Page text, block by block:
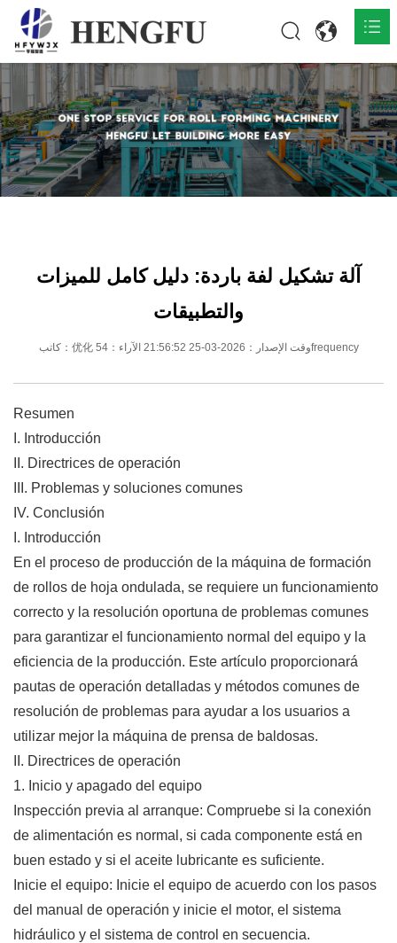
المنزل
المنتجات 
حول 
آلة تشكيل لفة باردة: دليل كامل للميزات
والتطبيقات
كاتب：优化 وقت الإصدار：2026-03-25 21:56:52 الآراء：54frequency
Resumen
I. Introducción
II. Directrices de operación
III. Problemas y soluciones comunes
IV. Conclusión
I. Introducción
En el proceso de producción de la máquina de formación
de rollos de hoja ondulada, se requiere un funcionamiento
correcto y la resolución oportuna de problemas comunes
para garantizar el funcionamiento normal del equipo y la
eficiencia de la producción. Este artículo proporcionará
pautas de operación detalladas y métodos comunes de
resolución de problemas para ayudar a los usuarios a
utilizar mejor la máquina de prensa de baldosas.
II. Directrices de operación
1. Inicio y apagado del equipo
Inspección previa al arranque: Compruebe si la conexión
de alimentación es normal, si cada componente está en
buen estado y si el aceite lubricante es suficiente.
Inicie el equipo: Inicie el equipo de acuerdo con los pasos
del manual de operación y inicie el motor, el sistema
hidráulico y el sistema de control en secuencia.